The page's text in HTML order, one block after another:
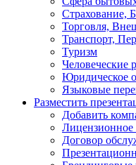
Страхование,
Торговля,
Транспорт,
Туризм
Человеческие
Юридическое
Языковые
Разместить
Добавить
Лицензионное
Договор